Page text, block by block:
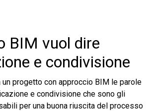
BIM vuol dire
e condivisione
progetto con approccio BIM le parole
e condivisione che sono gli
per una buona riuscita del processo